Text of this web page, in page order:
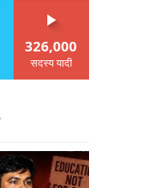
326,000
सदस्य यादी